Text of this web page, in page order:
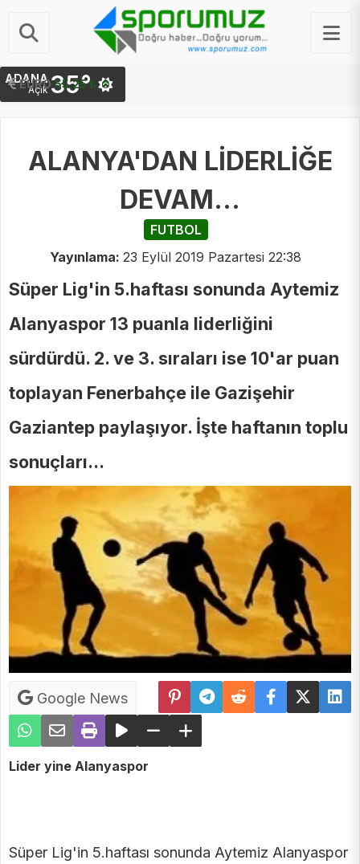
EURO 55.25 ₺
ADANA
Açık35°
ALANYA'DAN LİDERLİĞE
DEVAM...
FUTBOL
Yayınlama: 23 Eylül 2019 Pazartesi 22:38
Süper Lig'in 5.haftası sonunda Aytemiz
Alanyaspor 13 puanla liderliğini
sürdürdü. 2. ve 3. sıraları ise 10'ar puan
toplayan Fenerbahçe ile Gazişehir
Gaziantep paylaşıyor. İşte haftanın toplu
sonuçları...
Google News
Lider yine Alanyaspor
Süper Lig'in 5.haftası sonunda Aytemiz Alanyaspor